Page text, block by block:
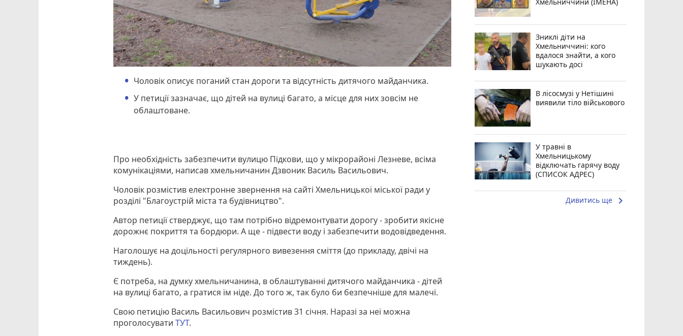
Чоловік описує поганий стан дороги та відсутність дитячого майданчика.
У петиції зазначає, що дітей на вулиці багато, а місце для них зовсім не
облаштоване.
Про необхідність забезпечити вулицю Підкови, що у мікрорайоні Лезневе, всіма
комунікаціями, написав хмельничанин Дзвоник Василь Васильович.
Чоловік розмістив електронне звернення на сайті Хмельницької міської ради у
розділі "Благоустрій міста та будівництво".
Автор петиції стверджує, що там потрібно відремонтувати дорогу - зробити якісне
дорожнє покриття та бордюри. А ще - підвести воду і забезпечити водовідведення.
Наголошує на доцільності регулярного вивезення сміття (до прикладу, двічі на
тиждень).
Є потреба, на думку хмельничанина, в облаштуванні дитячого майданчика - дітей
на вулиці багато, а гратися їм ніде. До того ж, так було би безпечніше для малечі.
Свою петицію Василь Васильович розмістив 31 січня. Наразі за неї можна
проголосуватиТУТ.
Зниклі діти на
Хмельниччині: кого
вдалося знайти, а кого
шукають досі
В лісосмузі у Нетішині
виявили тіло військового
У травні в
Хмельницькому
відключать гарячу воду
(СПИСОК АДРЕС)
Дивитись ще keyboard_arrow_right